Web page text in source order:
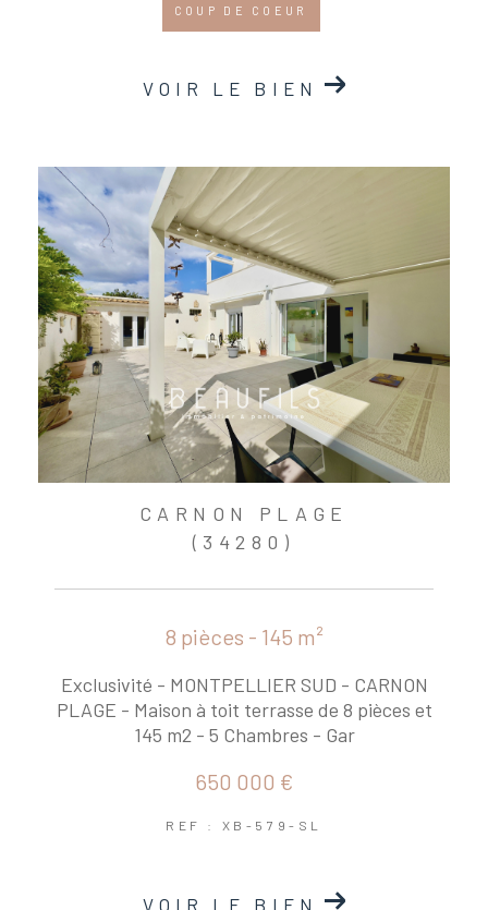
COUP DE COEUR
VOIR LE BIEN
CARNON PLAGE
(34280)
8 pièces - 145 m²
Exclusivité - MONTPELLIER SUD - CARNON
PLAGE - Maison à toit terrasse de 8 pièces et
145 m2 - 5 Chambres - Gar
650 000 €
REF : XB-579-SL
VOIR LE BIEN